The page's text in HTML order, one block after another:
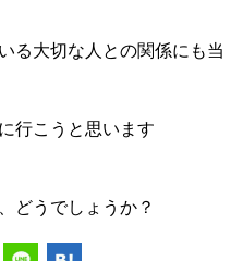
る大切な人との関係にも当
行こうと思います
どうでしょうか？